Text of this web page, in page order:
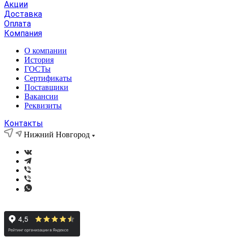
Акции
Доставка
Оплата
Компания
О компании
История
ГОСТы
Сертификаты
Поставщики
Вакансии
Реквизиты
Контакты
Нижний Новгород